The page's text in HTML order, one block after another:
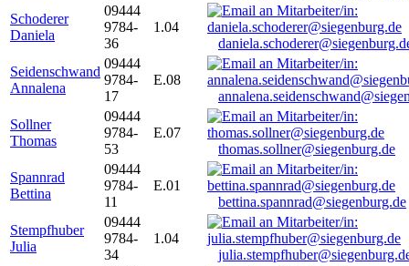
Schoderer
Daniela
09444
9784-
36
1.04
Seidenschwand
Annalena
09444
9784-
17
E.08
Sollner
Thomas
09444
9784-
53
E.07
thomas.sollner@siegenburg.de
Spannrad
Bettina
09444
9784-
11
E.01
bettina.spannrad@siegenburg.de
Stempfhuber
Julia
09444
9784-
34
1.04